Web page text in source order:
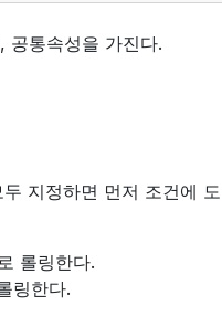
공통속성을 가진다.
지정하면 먼저 조건에
롤링한다.
링한다.